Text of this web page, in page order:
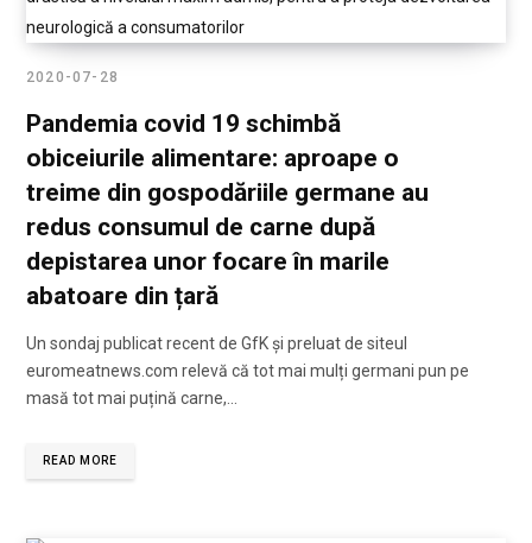
2020-07-28
Pandemia covid 19 schimbă
obiceiurile alimentare: aproape o
treime din gospodăriile germane au
redus consumul de carne după
depistarea unor focare în marile
abatoare din țară
Un sondaj publicat recent de GfK și preluat de siteul
euromeatnews.com relevă că tot mai mulți germani pun pe
masă tot mai puțină carne,…
READ MORE